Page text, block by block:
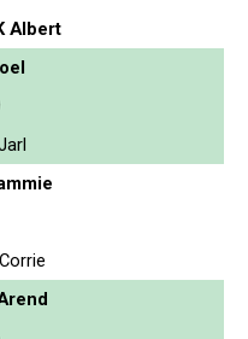
Albert